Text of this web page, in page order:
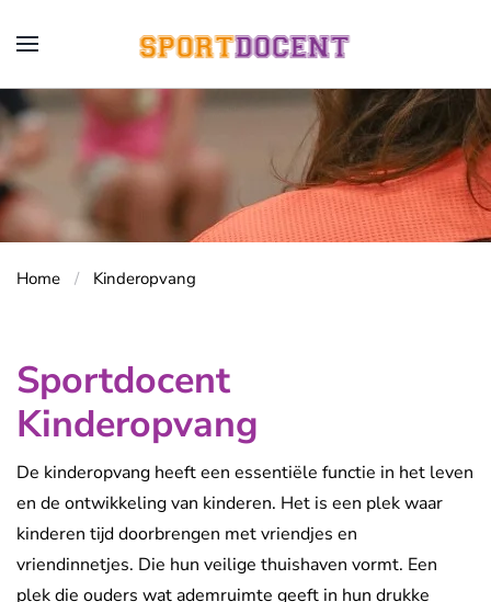
Overslaan en naar de inhoud gaan
Home Kinderopvang
Sportdocent
Kinderopvang
De kinderopvang heeft een essentiële functie in het leven
en de ontwikkeling van kinderen. Het is een plek waar
kinderen tijd doorbrengen met vriendjes en
vriendinnetjes. Die hun veilige thuishaven vormt. Een
plek die ouders wat ademruimte geeft in hun drukke